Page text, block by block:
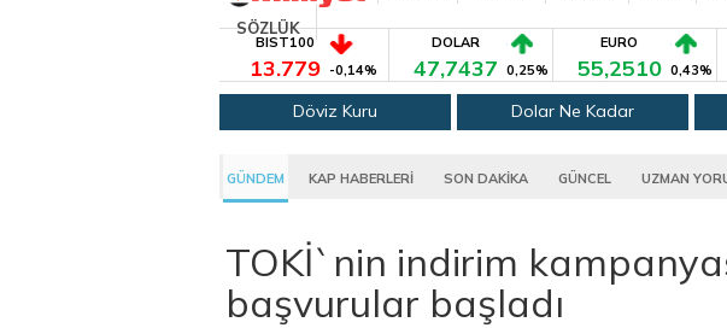
SÖZLÜK
BIST100
13.779 -0,14%
DOLAR
47,7437 0,25%
EURO
55,2510 0,43%
Döviz Kuru Dolar Ne Kadar
GÜNDEM KAP HABERLERİ SON DAKİKA GÜNCEL UZMAN
TOKİ`nin indirim
başvurular başladı